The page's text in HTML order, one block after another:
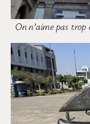
On n’aime pas